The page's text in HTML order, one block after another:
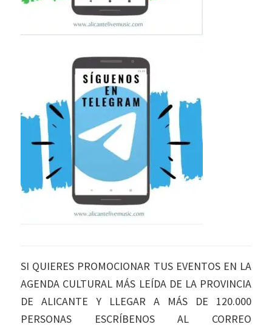
SI QUIERES PROMOCIONAR TUS EVENTOS EN LA
AGENDA CULTURAL MÁS LEÍDA DE LA PROVINCIA
DE ALICANTE Y LLEGAR A MÁS DE 120.000
PERSONAS ESCRÍBENOS AL CORREO